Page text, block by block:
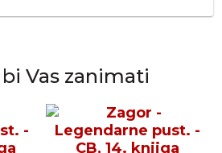
Vas zanimati